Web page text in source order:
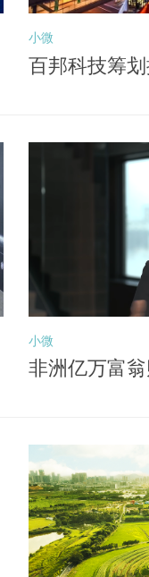
小微
百邦科技筹
小微
非洲亿万富